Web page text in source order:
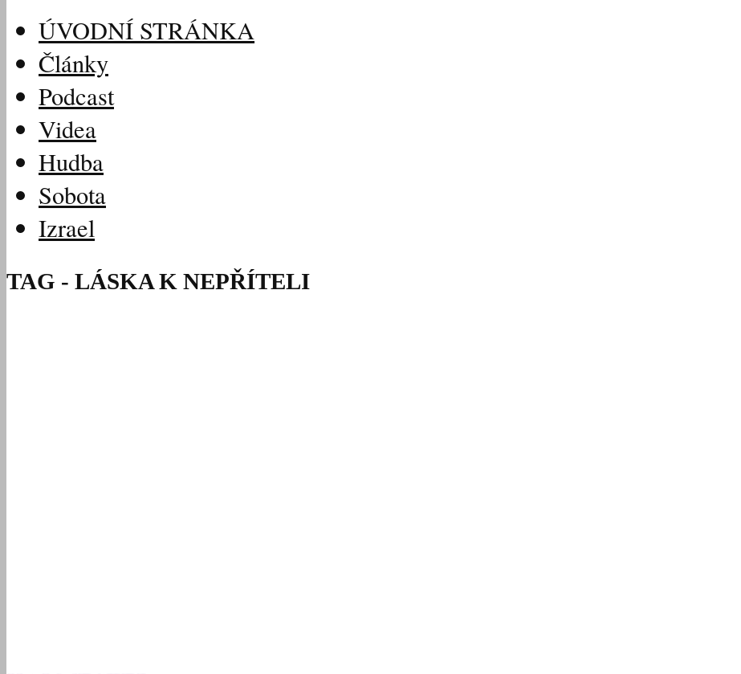
ÚVODNÍ STRÁNKA
Články
Podcast
Videa
Hudba
Sobota
Izrael
TAG - LÁSKA K NEPŘÍTELI